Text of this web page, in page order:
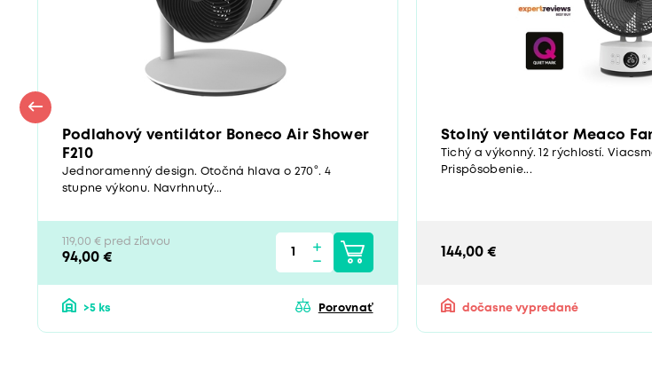
Podlahový ventilátor Boneco Air Shower
F210
Jednoramenný design. Otočná hlava o 270°. 4
stupne výkonu. Navrhnutý...
119,00 € pred zľavou
94,00 €
>5 ks Porovnať
Stolný ventilátor Meaco
Tichý a výkonný. 12 rýchlostí.
Prispôsobenie...
144,00 €
dočasne vypredané